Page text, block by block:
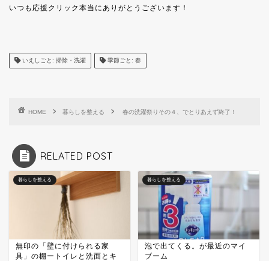
いつも応援クリック本当にありがとうございます！
いえしごと: 掃除・洗濯 季節ごと: 春
HOME 暮らしを整える 春の洗濯祭りその４、でとりあえず終了！
RELATED POST
暮らしを整える
無印の「壁に付けられる家
具」の棚ートイレと洗面とキ
暮らしを整える
泡で出てくる。が最近のマイ
ブーム